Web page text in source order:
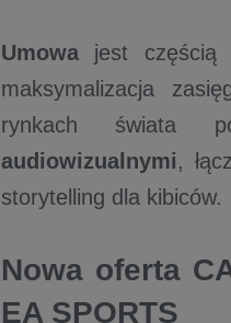
Umowa jest częścią
maksymalizacja
rynkach świata
audiowizualnymi,
storytelling dla kibiców.
Nowa oferta
EA SPORTS